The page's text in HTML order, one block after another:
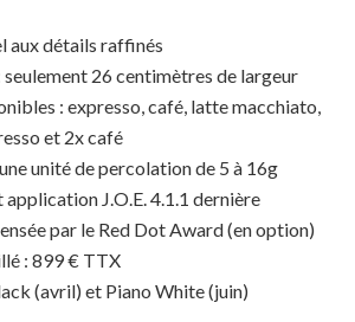
aux détails raffinés
26 centimètres de largeur
: expresso, café, latte macchiato,
et 2x café
unité de percolation de 5 à 16g
J.O.E. 4.1.1 dernière
par le Red Dot Award (en option)
: 899 € TTX
(avril) et Piano White (juin)